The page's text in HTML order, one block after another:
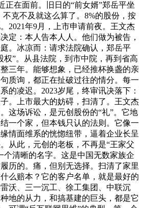
正在面前。旧日的“前女婿”郑岳平坐
不克不及就这么算了。8%的股份，按
2021年9月，上市申请前夜。王文杰
定：本人告本人人。他们做为被告，
。冰凉而：请求法院确认，郑岳平
权”。从县法院，到市中院，再到省高
三年。能够想象，已经推杯换盏的亲
质询，都正在扯破过往的情分。每一
的凌迟。2023岁尾，终审讯决落下：
。上市最大的妨碍，扫清了。王文杰
这场诉讼，是元创股份的“礼”。它地
一个家，但本钱只认的法则。它像一
情面维系的恍惚纽带，逼着企业长呈
从此，元创的老板，不再是“王家父
个清晰的名字。这是中国无数家族企
历的。痛，但别无选择。扫清了家里
么赔本？它的客户名单，就是最好的
沃、三一沉工、徐工集团、中联沉
地的从力，和搞基建的巨头，都是它